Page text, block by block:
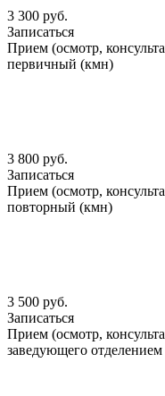
3 300 руб.
Записаться
Прием (осмотр,
первичный (кмн)
3 800 руб.
Записаться
Прием (осмотр,
повторный (кмн)
3 500 руб.
Записаться
Прием (осмотр,
заведующего